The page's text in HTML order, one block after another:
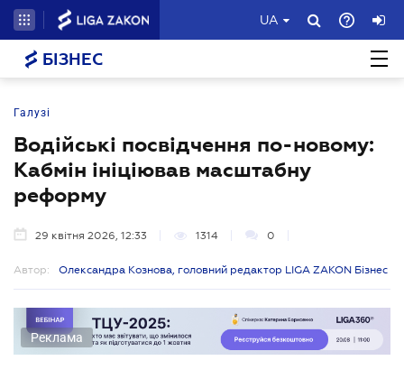
UA
БІЗНЕС
Галузі
Водійські посвідчення по-новому:
Кабмін ініціював масштабну
реформу
29 квітня 2026, 12:33 1314 0
Автор: Олександра Кознова, головний редактор LIGA ZAKON Бізнес
Реклама